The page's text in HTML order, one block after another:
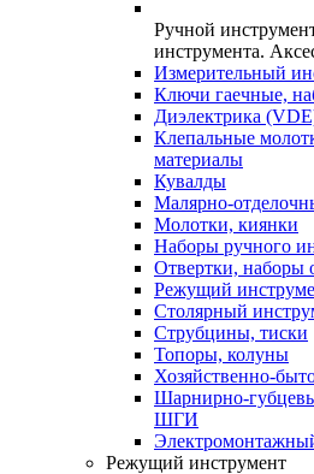
Ручной
инструмента.
Измерительный
Ключи гаечные,
Диэлектрика
Клепальные
материалы
Кувалды
Малярно-
Молотки, киянки
Наборы ручного
Отвертки, наборы
Режущий
Столярный
Струбцины, тиски
Топоры, колуны
Хозяйственно-
Шарнирно-
ШГИ
Режущий инструмент